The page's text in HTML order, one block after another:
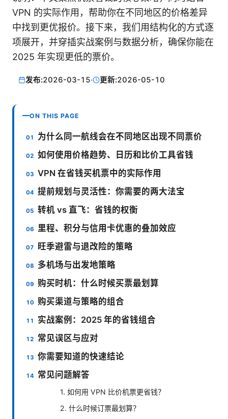
VPN 的实际作用，帮助你在不同地区的价格差异
中找到更优报价。接下来，我们用结构化的方式逐
项展开，并穿插实战案例与数据分析，确保你能在
2025 年实现更低的票价。
发布:2026-03-15· 更新:2026-05-10
ON THIS PAGE
为什么同一航线会在不同地区出现不同票价
如何使用价格趋势、日历和比价工具省钱
VPN 在省钱买机票中的实际作用
提前规划与灵活性：你需要的两大法宝
转机 vs 直飞：省钱的权衡
里程、积分与信用卡优惠的叠加效应
旺季避雷与退改险的策略
多机场与出发地策略
购买时机：什么时候买票最划算
购买渠道与策略的组合
实战案例：2025 年的省钱组合
常见误区与应对
你需要知道的快速结论
常见问题解答
1. 如何用 VPN 比价机票更省钱？
2. 什么时候订票最划算？